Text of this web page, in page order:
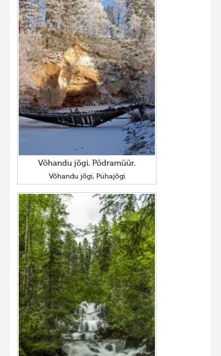
Võhandu jõgi. Põdramüür.
Võhandu jõgi, Pühajõgi